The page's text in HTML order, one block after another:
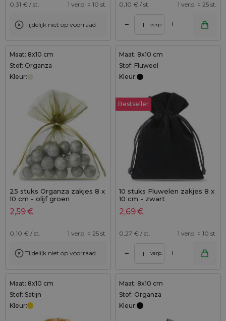
0,31 € / st. 1 verp. = 10 st.
Tijdelijk niet op voorraad
0,10 € / st. 1 verp. = 25 st.
– verp. +
Maat: 8x10 cm
Stof: Organza
Kleur:
25 stuks Organza zakjes 8 x
10 cm - olijf groen
2,59€
0,10 € / st. 1 verp. = 25 st.
Tijdelijk niet op voorraad
Maat: 8x10 cm
Stof: Fluweel
Kleur:
Bestseller
10 stuks Fluwelen zakjes 8 x
10 cm - zwart
2,69€
0,27 € / st. 1 verp. = 10 st.
– verp. +
Maat: 8x10 cm
Stof: Satijn
Kleur:
Maat: 8x10 cm
Stof: Organza
Kleur: